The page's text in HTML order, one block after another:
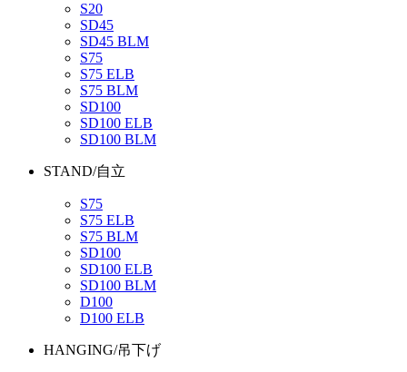
S20
SD45
SD45 BLM
S75
S75 ELB
S75 BLM
SD100
SD100 ELB
SD100 BLM
STAND/自立
S75
S75 ELB
S75 BLM
SD100
SD100 ELB
SD100 BLM
D100
D100 ELB
HANGING/吊下げ